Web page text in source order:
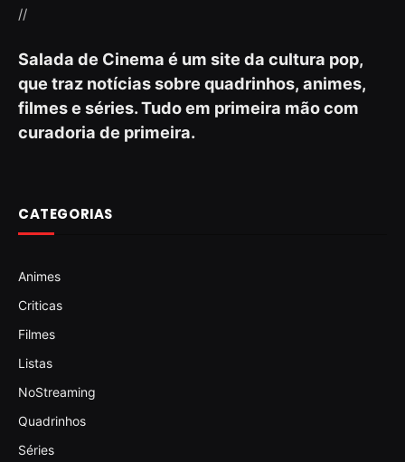
//
Salada de Cinema é um site da cultura pop,
que traz notícias sobre quadrinhos, animes,
filmes e séries. Tudo em primeira mão com
curadoria de primeira.
CATEGORIAS
Animes
Criticas
Filmes
Listas
NoStreaming
Quadrinhos
Séries